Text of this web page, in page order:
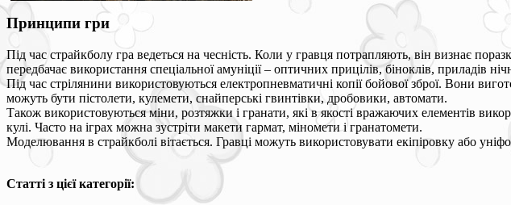
Принципи гри
Під час страйкболу гра ведеться на чесність. Коли у гравця потрапляють, він визнає
передбачає використання спеціальної амуніції – оптичних прицілів, біноклів,
Під час стрілянини використовуються електропневматичні копії бойової зброї. Вони
можуть бути пістолети, кулемети, снайперські гвинтівки, дробовики, автомати.
Також використовуються міни, розтяжки і гранати, які в якості вражаючих елементів
кулі. Часто на іграх можна зустріти макети гармат, міномети і гранатомети.
Моделювання в страйкболі вітається. Гравці можуть використовувати екіпіровку або
Статті з цієї категорії: